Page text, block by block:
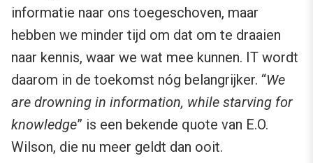
informatie naar ons toegeschoven, maar
hebben we minder tijd om dat om te draaien
naar kennis, waar we wat mee kunnen. IT wordt
daarom in de toekomst nóg belangrijker. “We
are drowning in information, while starving for
knowledge” is een bekende quote van E.O.
Wilson, die nu meer geldt dan ooit.